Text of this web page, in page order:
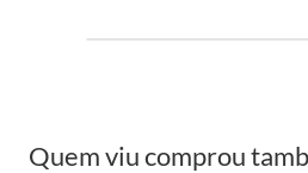
Quem viu comprou